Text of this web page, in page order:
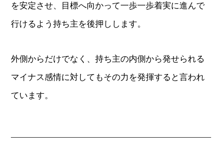
を安定させ、目標へ向かって一歩一歩着実に進んで
行けるよう持ち主を後押しします。
外側からだけでなく、持ち主の内側から発せられる
マイナス感情に対してもその力を発揮すると言われ
ています。